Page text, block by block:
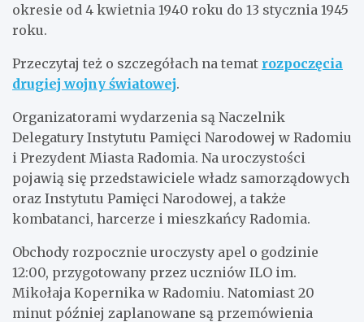
okresie od 4 kwietnia 1940 roku do 13 stycznia 1945
roku.
Przeczytaj też o szczegółach na temat rozpoczęcia
drugiej wojny światowej.
Organizatorami wydarzenia są Naczelnik
Delegatury Instytutu Pamięci Narodowej w Radomiu
i Prezydent Miasta Radomia. Na uroczystości
pojawią się przedstawiciele władz samorządowych
oraz Instytutu Pamięci Narodowej, a także
kombatanci, harcerze i mieszkańcy Radomia.
Obchody rozpocznie uroczysty apel o godzinie
12:00, przygotowany przez uczniów ILO im.
Mikołaja Kopernika w Radomiu. Natomiast 20
minut później zaplanowane są przemówienia